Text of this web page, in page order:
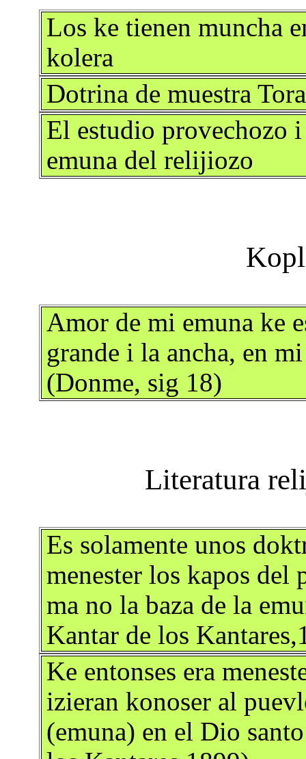
Los ke tienen muncha
kolera
Dotrina de muestra
El estudio provechozo
emuna del relijiozo
Amor de mi emuna ke
grande i la ancha, en
(Donme, sig 18)
Es solamente unos
menester los kapos del
ma no la baza de la
Kantar de los
Ke entonses era
izieran konoser al
(emuna) en el Dio